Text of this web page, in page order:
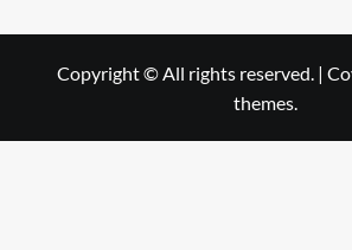
Copyright © All rights reserved. |
themes.